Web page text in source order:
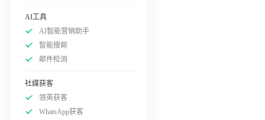
AI工具
AI智能营销助手
智能搜邮
邮件检测
社媒获客
领英获客
WhatsApp获客